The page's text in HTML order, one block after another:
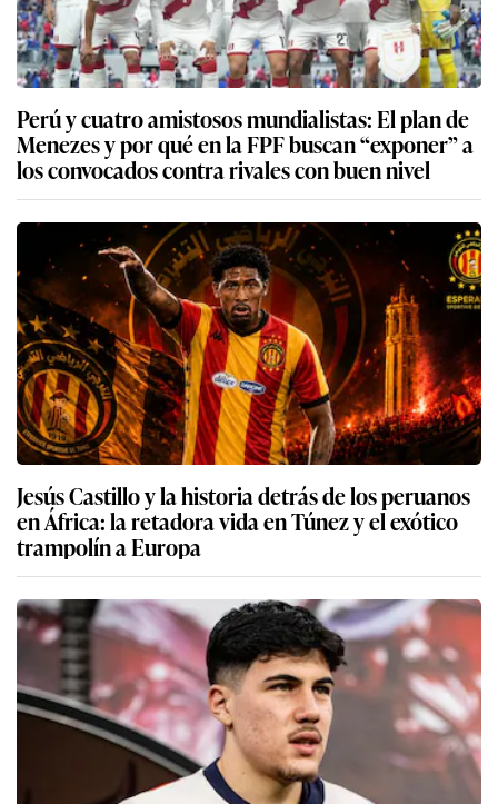
Perú y cuatro amistosos mundialistas: El plan de
Menezes y por qué en la FPF buscan “exponer” a
los convocados contra rivales con buen nivel
Jesús Castillo y la historia detrás de los peruanos
en África: la retadora vida en Túnez y el exótico
trampolín a Europa